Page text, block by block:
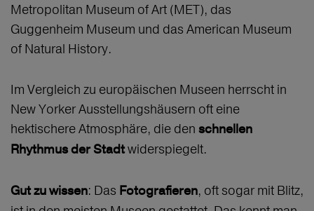
Metropolitan Museum of Art (MET), das
Guggenheim Museum und das American Museum
of Natural History.
Im Vergleich zu europäischen Museen herrscht in
New Yorker Ausstellungshäusern oft eine
hektischere Atmosphäre, die den schnellen
Rhythmus der Stadtwiderspiegelt.
Gut zu wissen: Das Fotografieren, oft sogar mit Blitz,